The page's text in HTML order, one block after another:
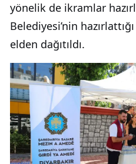
yönelik de ikramlar
Belediyesi’nin
elden dağıtıldı.